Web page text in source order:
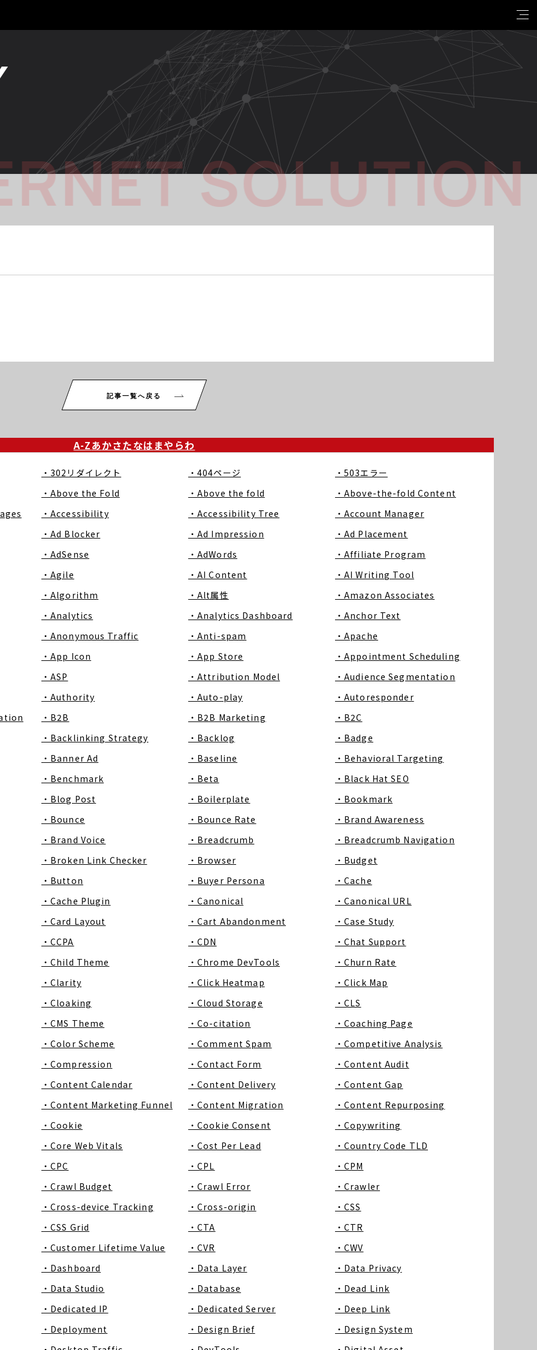
SOLUTION
記事一覧へ戻る
A-Zあかさたなは まや らわ
・302リダイレクト ・404ページ
・503エラー
・Above the Fold
・Above the fold
・Above-the-fold Content
・Accessibility ・Accessibility Tree
・Account Manager
・Ad Blocker
・Ad Impression
・Ad Placement
・AdSense
・AdWords
・Affiliate Program
・Agile
・AI Content
・AI Writing Tool
・Algorithm
・Alt属性
・Amazon Associates
・Analytics
・Analytics Dashboard
・Anchor Text
・Anonymous Traffic
・Anti-spam
・Apache
・App Icon
・App Store
・Appointment Scheduling
・ASP
・Attribution Model
・Audience Segmentation
・Authority
・Auto-play
・Autoresponder
・B2B ・B2B Marketing
・B2C
・Backlinking Strategy
・Backlog
・Badge
・Banner Ad
・Baseline
・Behavioral Targeting
・Benchmark
・Beta
・Black Hat SEO
・Blog Post
・Boilerplate
・Bookmark
・Bounce
・Bounce Rate
・Brand Awareness
・Brand Voice
・Breadcrumb
・Breadcrumb Navigation
・Broken Link Checker
・Browser
・Budget
・Button
・Buyer Persona
・Cache
・Cache Plugin
・Canonical
・Canonical URL
・Card Layout
・Cart Abandonment
・Case Study
・CCPA
・CDN
・Chat Support
・Child Theme
・Chrome DevTools
・Churn Rate
・Clarity
・Click Heatmap
・Click Map
・Cloaking
・Cloud Storage
・CLS
・CMS Theme
・Co-citation
・Coaching Page
・Color Scheme
・Comment Spam
・Competitive Analysis
・Compression
・Contact Form
・Content Audit
・Content Calendar
・Content Delivery
・Content Gap
・Content Marketing Funnel
・Content Migration
・Content Repurposing
・Cookie
・Cookie Consent
・Copywriting
・Core Web Vitals
・Cost Per Lead
・Country Code TLD
・CPC
・CPL
・CPM
・Crawl Budget
・Crawl Error
・Crawler
・Cross-device Tracking
・Cross-origin
・CSS
・CSS Grid
・CTA
・CTR
・Customer Lifetime Value
・CVR
・CWV
・Dashboard
・Data Layer
・Data Privacy
・Data Studio
・Database
・Dead Link
・Dedicated IP
・Dedicated Server
・Deep Link
・Deployment
・Design Brief
・Design System